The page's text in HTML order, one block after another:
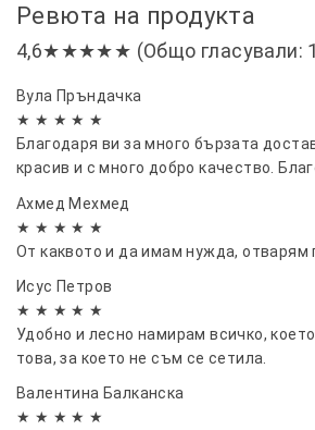
Ревюта на продукта
4,6★★★★★ (Общо гласували:
Вула Пръндачка
★ ★ ★ ★ ★
Благодаря ви за много бързата
красив и с много добро качество.
Ахмед Мехмед
★ ★ ★ ★ ★
От каквото и да имам нужда, отварям
Исус Петров
★ ★ ★ ★ ★
Удобно и лесно намирам всичко,
това, за което не съм се сетила.
Валентина Балканска
★ ★ ★ ★ ★